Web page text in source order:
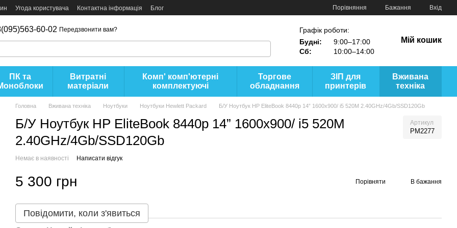
Угода користувача Контактна інформація Блог Порівняння Бажання Вхід
60-02 Передзвонити вам?
Графік роботи:
Будні:
9:00–17:00
Сб:
10:00–14:00
Мій кошик
ПК та
Витратні
матеріали
Комп' комп'ютерні
комплектуючі
Торгове
обладнання
ЗІП для
принтерів
Вживана
техніка
Головна Вживана техніка Ноутбуки Ноутбуки Hewlett Packard Б/У Ноутбук HP EliteBook 8440p 14” 1600x900/ i5 520M 2.40GHz/4Gb/SSD120Gb
Б/У Ноутбук HP EliteBook 8440p 14” 1600x900/ i5 520M
2.40GHz/4Gb/SSD120Gb
Артикул
PM2277
Немає в наявності Написати відгук
5 300 грн Порівняти В бажання
Повідомити, коли з'явиться